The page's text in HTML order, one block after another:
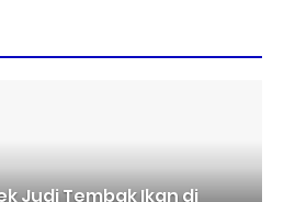
Judi Tembak Ikan di